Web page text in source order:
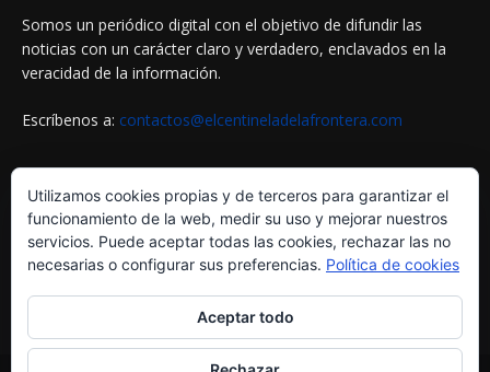
Somos un periódico digital con el objetivo de difundir las
noticias con un carácter claro y verdadero, enclavados en la
veracidad de la información.
Escríbenos a: contactos@elcentineladelafrontera.com
SIGUENOS EN
Utilizamos cookies propias y de terceros para garantizar el
funcionamiento de la web, medir su uso y mejorar nuestros
servicios. Puede aceptar todas las cookies, rechazar las no
necesarias o configurar sus preferencias. Política de cookies
Aceptar todo